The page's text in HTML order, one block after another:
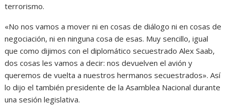
terrorismo.
«No nos vamos a mover ni en cosas de diálogo ni en cosas de
negociación, ni en ninguna cosa de esas. Muy sencillo, igual
que como dijimos con el diplomático secuestrado Alex Saab,
dos cosas les vamos a decir: nos devuelven el avión y
queremos de vuelta a nuestros hermanos secuestrados». Así
lo dijo el también presidente de la Asamblea Nacional durante
una sesión legislativa.